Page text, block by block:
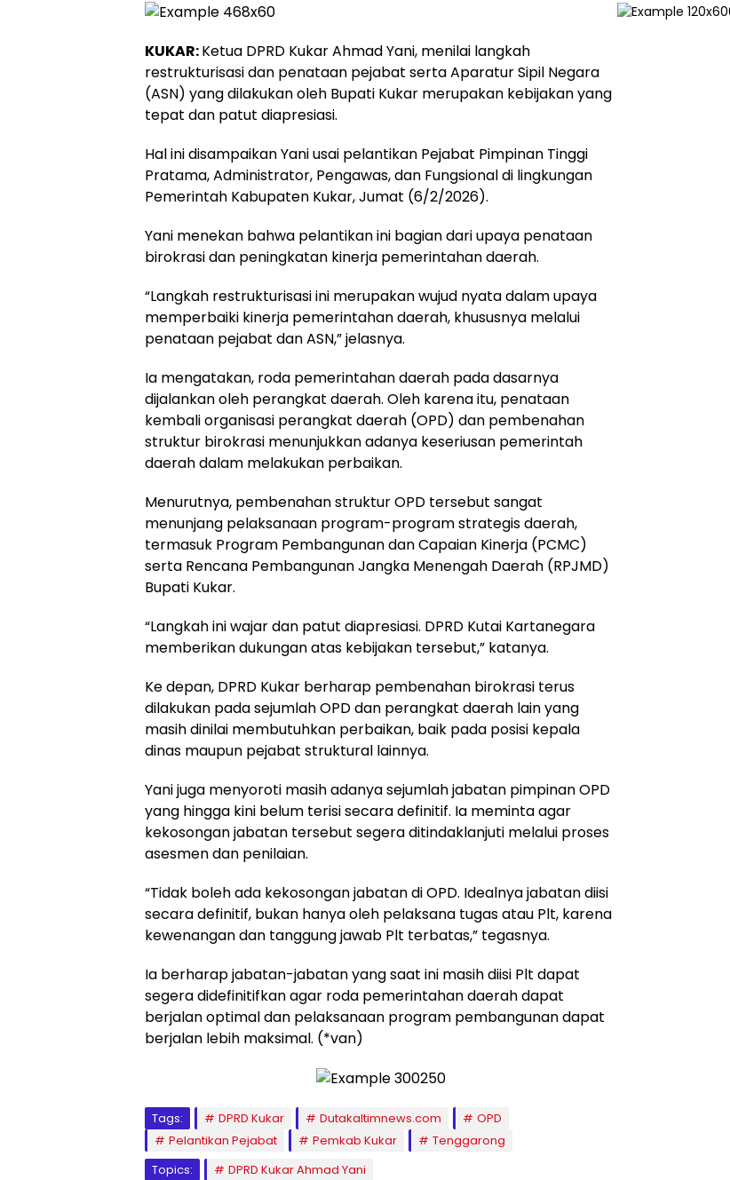
KUKAR:Ketua DPRD Kukar Ahmad Yani, menilai langkah
restrukturisasi dan penataan pejabat serta Aparatur Sipil Negara
(ASN) yang dilakukan oleh Bupati Kukar merupakan kebijakan yang
tepat dan patut diapresiasi.
Hal ini disampaikan Yani usai pelantikan Pejabat Pimpinan Tinggi
Pratama, Administrator, Pengawas, dan Fungsional di lingkungan
Pemerintah Kabupaten Kukar, Jumat (6/2/2026).
Yani menekan bahwa pelantikan ini bagian dari upaya penataan
birokrasi dan peningkatan kinerja pemerintahan daerah.
“Langkah restrukturisasi ini merupakan wujud nyata dalam upaya
memperbaiki kinerja pemerintahan daerah, khususnya melalui
penataan pejabat dan ASN,” jelasnya.
Ia mengatakan, roda pemerintahan daerah pada dasarnya
dijalankan oleh perangkat daerah. Oleh karena itu, penataan
kembali organisasi perangkat daerah (OPD) dan pembenahan
struktur birokrasi menunjukkan adanya keseriusan pemerintah
daerah dalam melakukan perbaikan.
Menurutnya, pembenahan struktur OPD tersebut sangat
menunjang pelaksanaan program-program strategis daerah,
termasuk Program Pembangunan dan Capaian Kinerja (PCMC)
serta Rencana Pembangunan Jangka Menengah Daerah (RPJMD)
Bupati Kukar.
“Langkah ini wajar dan patut diapresiasi. DPRD Kutai Kartanegara
memberikan dukungan atas kebijakan tersebut,” katanya.
Ke depan, DPRD Kukar berharap pembenahan birokrasi terus
dilakukan pada sejumlah OPD dan perangkat daerah lain yang
masih dinilai membutuhkan perbaikan, baik pada posisi kepala
dinas maupun pejabat struktural lainnya.
Yani juga menyoroti masih adanya sejumlah jabatan pimpinan OPD
yang hingga kini belum terisi secara definitif. Ia meminta agar
kekosongan jabatan tersebut segera ditindaklanjuti melalui proses
asesmen dan penilaian.
“Tidak boleh ada kekosongan jabatan di OPD. Idealnya jabatan diisi
secara definitif, bukan hanya oleh pelaksana tugas atau Plt, karena
kewenangan dan tanggung jawab Plt terbatas,” tegasnya.
Ia berharap jabatan-jabatan yang saat ini masih diisi Plt dapat
segera didefinitifkan agar roda pemerintahan daerah dapat
berjalan optimal dan pelaksanaan program pembangunan dapat
berjalan lebih maksimal. (*van)
Tags: DPRD Kukar Dutakaltimnews.com
OPD
Pelantikan Pejabat
Pemkab Kukar
Tenggarong
Topics:
DPRD Kukar Ahmad Yani